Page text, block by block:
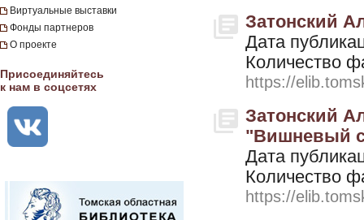
Виртуальные выставки
Фонды партнеров
О проекте
Присоединяйтесь
к нам в соцсетях
Затонский
Дата
Количество
https://
Затонский
"Вишневый
Дата
Количество
https://